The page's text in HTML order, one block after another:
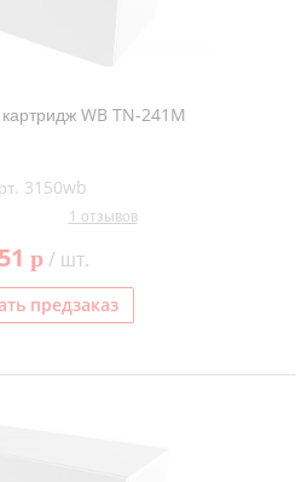
WB TN-241M
3150wb
1 отзывов
p/ шт.
предзаказ